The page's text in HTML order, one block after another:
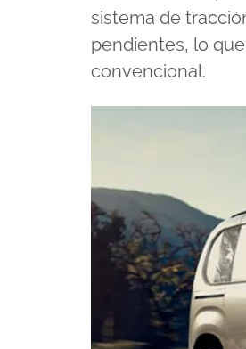
sistema de
pendientes, lo
convencional.